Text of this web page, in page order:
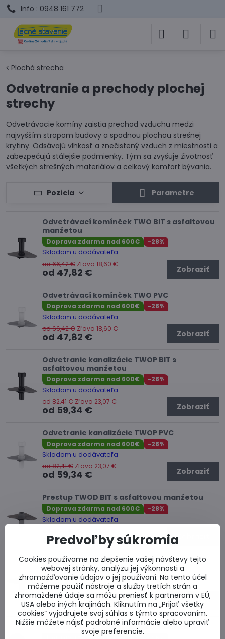
Info : 0948 161 772
Plochá strecha
Odvetranie a prechody plochej
strechy
Odvetrávacie komíny zaistia prechod vzduchu medzi
najvyšším stropom budovy a spodnou plochou strešnej
krytiny. Odsávajú vlhkosť a znečistený vzduch z miestnosti a
zabezpečujú stálejšie podmienky. Tým sa zvyšuje životnosť
všetkých strešných materiálov a celkový komfort bývania.
Pozícia Parametre
Odvetrávací komínček TWO BIT s asfaltovou
manžetou
Doprava zdarma nad 600€ -28%
Skladom u dodávateľa
od 47,82 €
od 66,42 € Zľava 18,60 €
Zobraziť
Odvetrávací komínček TWO PVC
Doprava zdarma nad 600€ -28%
Skladom u dodávateľa
od 47,82 €
od 66,42 € Zľava 18,60 €
Zobraziť
Odvetranie kanalizácie TWOP BIT s
asfaltovou manžetou
Doprava zdarma nad 600€ -28%
Skladom u dodávateľa
od 59,34 €
od 82,41 € Zľava 23,07 €
Zobraziť
Odvetranie kanalizácie TWOP PVC
Doprava zdarma nad 600€ -28%
Skladom u dodávateľa
od 59,34 €
od 82,41 € Zľava 23,07 €
Zobraziť
Prestup TWOD BIT s asfaltovou manžetou
Doprava zdarma nad 600€ -28%
Skladom u dodávateľa
od 59,34 € Zobraziť
Prestup TWOD PVC
Doprava zdarma nad 600€ -28%
Skladom u dodávateľa
od 59,34 €
od 82,41 € Zľava 23,07 €
Zobraziť
Prestup TWP BIT s asfaltovou manžetou
Predvoľby súkromia
Cookies používame na zlepšenie vašej návštevy tejto
webovej stránky, analýzu jej výkonnosti a
zhromažďovanie údajov o jej používaní. Na tento účel
môžeme použiť nástroje a služby tretích strán a
zhromaždené údaje sa môžu preniesť k partnerom v EÚ,
USA alebo iných krajinách. Kliknutím na „Prijať všetky
cookies“ vyjadrujete svoj súhlas s týmto spracovaním.
Nižšie môžete nájsť podrobné informácie alebo upraviť
svoje preferencie.